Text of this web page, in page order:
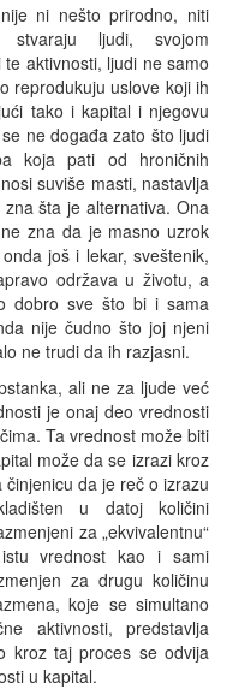
ni nešto prirodno, niti
stvaraju ljudi, svojom
aktivnosti, ljudi ne samo
reprodukuju uslove koji ih
tako i kapital i njegovu
ne događa zato što ljudi
koja pati od hroničnih
suviše masti, nastavlja
šta je alternativa. Ona
zna da je masno uzrok
još i lekar, sveštenik,
održava u životu, a
dobro sve što bi i sama
nije čudno što joj njeni
ne trudi da ih razjasni.
ali ne za ljude već
je onaj deo vrednosti
Ta vrednost može biti
može da se izrazi kroz
da je reč o izrazu
u datoj količini
za „ekvivalentnu“
istu vrednost kao i sami
za drugu količinu
koje se simultano
aktivnosti, predstavlja
kroz taj proces se odvija
u kapital.